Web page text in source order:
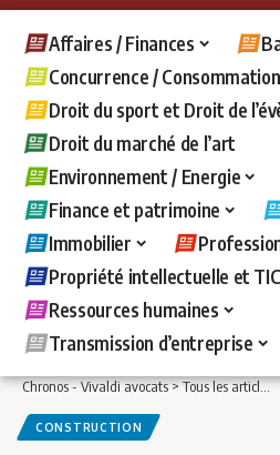
Affaires / Finances
Concurrence /
Droit du sport et Droit de
Droit du marché de l’art
Environnement / Energie
Finance et patrimoine
Immobilier
Propriété intellectuelle et TIC
Ressources humaines
Transmission d’entreprise
Chronos - Vivaldi avocats>Tous les articles
CONSTRUCTION